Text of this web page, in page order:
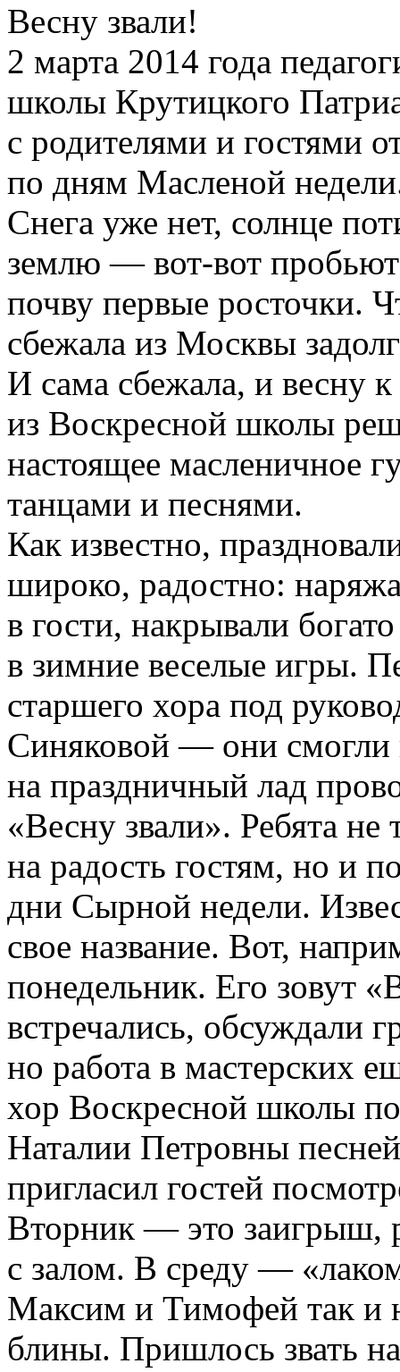
Весну звали!
2 марта 2014 года
школы Крутицкого
с родителями и гостями
по дням Масленой
Снега уже нет, солнце
землю — вот-вот
почву первые росточки.
сбежала из Москвы
И сама сбежала, и весну
из Воскресной школы
настоящее масленичное
танцами и песнями.
Как известно,
широко, радостно:
в гости, накрывали
в зимние веселые игры.
старшего хора под
Синяковой — они смогли
на праздничный лад
«Весну звали». Ребята не
на радость гостям, но и
дни Сырной недели.
свое название. Вот,
понедельник. Его зовут
встречались, обсуждали
но работа в мастерских
хор Воскресной школы
Наталии Петровны
пригласил гостей
Вторник — это заигрыш,
с залом. В среду —
Максим и Тимофей так и
блины. Пришлось звать